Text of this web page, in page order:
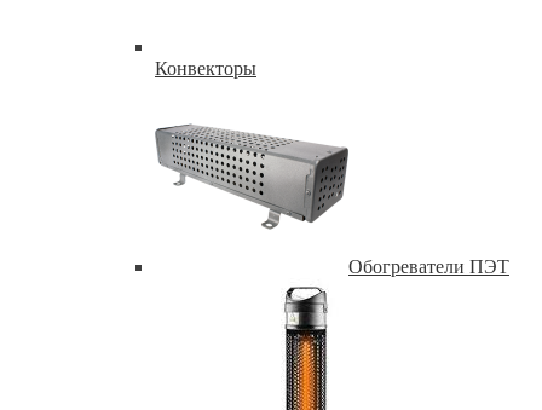
Конвекторы
Обогреватели ПЭТ